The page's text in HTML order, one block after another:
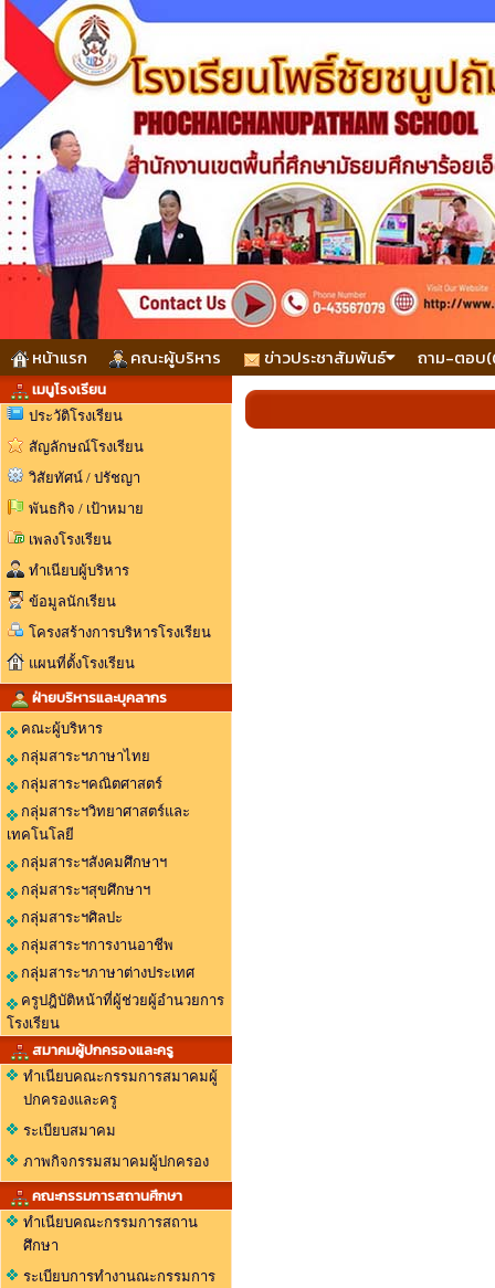
หน้าแรก คณะผู้บริหาร ข่าวประชาสัมพันธ์ ถาม-ตอบ
เมนูโรงเรียน
ประวัติโรงเรียน
สัญลักษณ์โรงเรียน
วิสัยทัศน์ / ปรัชญา
พันธกิจ / เป้าหมาย
เพลงโรงเรียน
ทำเนียบผู้บริหาร
ข้อมูลนักเรียน
โครงสร้างการบริหารโรงเรียน
แผนที่ตั้งโรงเรียน
ฝ่ายบริหารและบุคลากร
คณะผู้บริหาร
กลุ่มสาระฯภาษาไทย
กลุ่มสาระฯคณิตศาสตร์
กลุ่มสาระฯวิทยาศาสตร์และ
เทคโนโลยี
กลุ่มสาระฯสังคมศึกษาฯ
กลุ่มสาระฯสุขศึกษาฯ
กลุ่มสาระฯศิลปะ
กลุ่มสาระฯการงานอาชีพ
กลุ่มสาระฯภาษาต่างประเทศ
ครูปฎิบัติหน้าที่ผู้ช่วยผู้อำนวยการ
โรงเรียน
สมาคมผู้ปกครองและครู
ทำเนียบคณะกรรมการสมาคมผู้
ปกครองและครู
ระเบียบสมาคม
ภาพกิจกรรมสมาคมผู้ปกครอง
คณะกรรมการสถานศึกษา
ทำเนียบคณะกรรมการสถาน
ศึกษา
ระเบียบการทำงานณะกรรมการ